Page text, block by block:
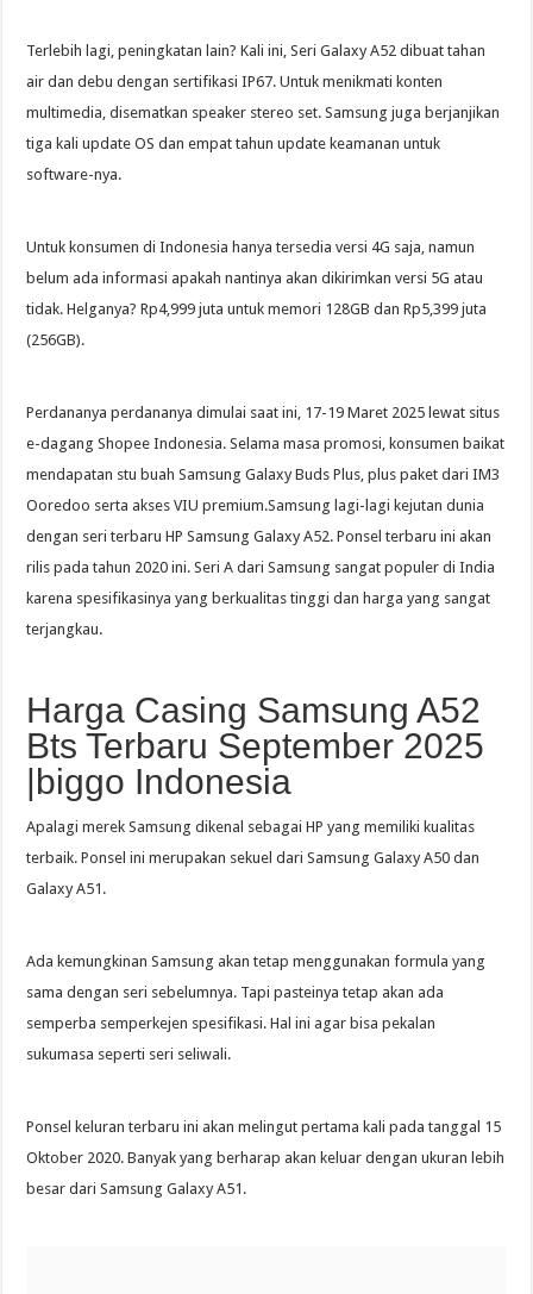
Terlebih lagi, peningkatan lain? Kali ini, Seri Galaxy A52 dibuat tahan
air dan debu dengan sertifikasi IP67. Untuk menikmati konten
multimedia, disematkan speaker stereo set. Samsung juga berjanjikan
tiga kali update OS dan empat tahun update keamanan untuk
software-nya.
Untuk konsumen di Indonesia hanya tersedia versi 4G saja, namun
belum ada informasi apakah nantinya akan dikirimkan versi 5G atau
tidak. Helganya? Rp4,999 juta untuk memori 128GB dan Rp5,399 juta
(256GB).
Perdananya perdananya dimulai saat ini, 17-19 Maret 2025 lewat situs
e-dagang Shopee Indonesia. Selama masa promosi, konsumen baikat
mendapatan stu buah Samsung Galaxy Buds Plus, plus paket dari IM3
Ooredoo serta akses VIU premium.Samsung lagi-lagi kejutan dunia
dengan seri terbaru HP Samsung Galaxy A52. Ponsel terbaru ini akan
rilis pada tahun 2020 ini. Seri A dari Samsung sangat populer di India
karena spesifikasinya yang berkualitas tinggi dan harga yang sangat
terjangkau.
Harga Casing Samsung A52
Bts Terbaru September 2025
|biggo Indonesia
Apalagi merek Samsung dikenal sebagai HP yang memiliki kualitas
terbaik. Ponsel ini merupakan sekuel dari Samsung Galaxy A50 dan
Galaxy A51.
Ada kemungkinan Samsung akan tetap menggunakan formula yang
sama dengan seri sebelumnya. Tapi pasteinya tetap akan ada
semperba semperkejen spesifikasi. Hal ini agar bisa pekalan
sukumasa seperti seri seliwali.
Ponsel keluran terbaru ini akan melingut pertama kali pada tanggal 15
Oktober 2020. Banyak yang berharap akan keluar dengan ukuran lebih
besar dari Samsung Galaxy A51.